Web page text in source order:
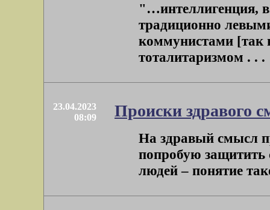
"…интеллигенция, в
традиционно
коммунистами [так
тоталитаризмом . . .
23.04.2023
08:09
Происки здравого
На здравый смысл
попробую защитить
людей – понятие